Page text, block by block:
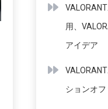
用、
アイデア
ションオ